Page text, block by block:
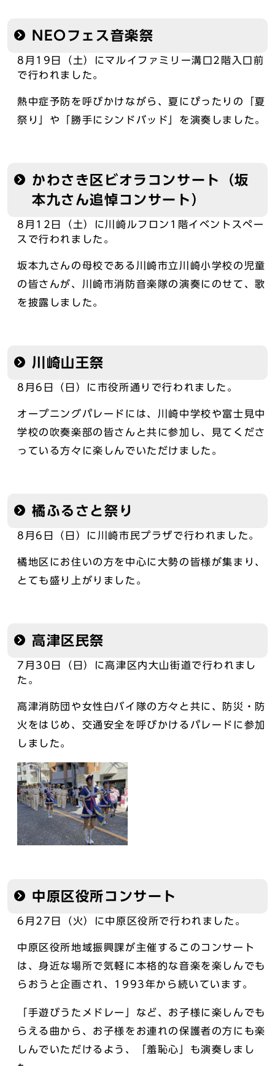
NEOフェス音楽祭
8月19日（土）にマルイファミリー溝口2階入口前
で行われました。
熱中症予防を呼びかけながら、夏にぴったりの「夏
祭り」や「勝手にシンドバッド」を演奏しました。
かわさき区ビオラコンサート（坂
本九さん追悼コンサート）
8月12日（土）に川崎ルフロン1階イベントスペー
スで行われました。
坂本九さんの母校である川崎市立川崎小学校の児童
の皆さんが、川崎市消防音楽隊の演奏にのせて、歌
を披露しました。
川崎山王祭
8月6日（日）に市役所通りで行われました。
オープニングパレードには、川崎中学校や富士見中
学校の吹奏楽部の皆さんと共に参加し、見てくださ
っている方々に楽しんでいただけました。
橘ふるさと祭り
8月6日（日）に川崎市民プラザで行われました。
橘地区にお住いの方を中心に大勢の皆様が集まり、
とても盛り上がりました。
高津区民祭
7月30日（日）に高津区内大山街道で行われまし
た。
高津消防団や女性白バイ隊の方々と共に、防災・防
火をはじめ、交通安全を呼びかけるパレードに参加
しました。
中原区役所コンサート
6月27日（火）に中原区役所で行われました。
中原区役所地域振興課が主催するこのコンサート
は、身近な場所で気軽に本格的な音楽を楽しんでも
らおうと企画され、1993年から続いています。
「手遊びうたメドレー」など、お子様に楽しんでも
らえる曲から、お子様をお連れの保護者の方にも楽
しんでいただけるよう、「羞恥心」も演奏しまし